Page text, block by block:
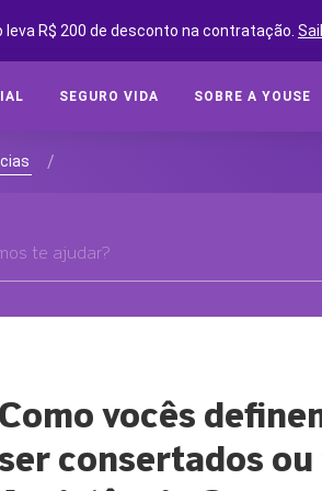
leva R$ 200 de desconto na contratação.
SEGURO VIDA SOBRE A YOUSE
ONLINE
AMIGOS E GANHE
/
Como vocês
consertados